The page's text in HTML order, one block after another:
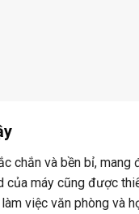
chắn và bền bỉ,
của máy cũng được
việc văn phòng và